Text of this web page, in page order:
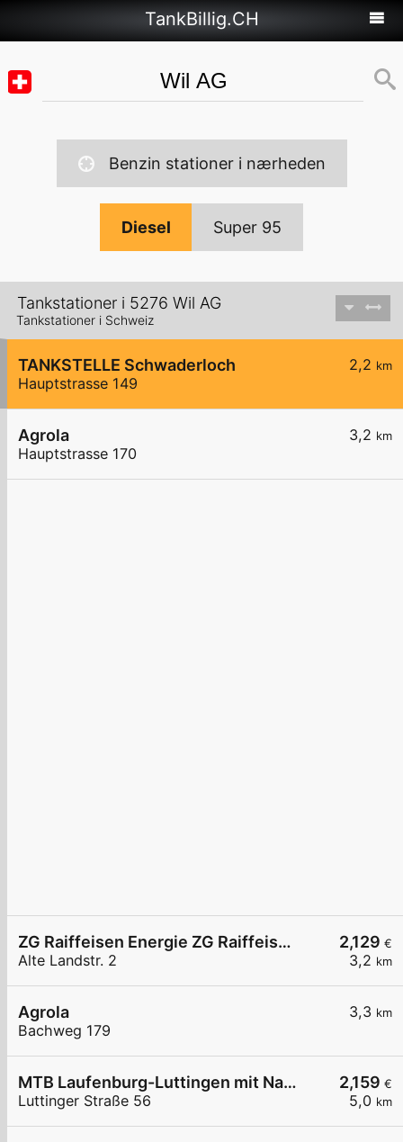
TankBillig.CH
Benzin stationer i nærheden
Diesel Super 95
Tankstationer i 5276 Wil AG
Tankstationer i Schweiz
2,2 km
TANKSTELLE Schwaderloch
Hauptstrasse 149
3,2 km
Agrola
Hauptstrasse 170
2,129 €
3,2 km
ZG Raiffeisen Energie ZG Raiffeisen Tankstelle Albbruck
Alte Landstr. 2
3,3 km
Agrola
Bachweg 179
2,159 €
5,0 km
MTB Laufenburg-Luttingen mit Nachttankautomat
Luttinger Straße 56